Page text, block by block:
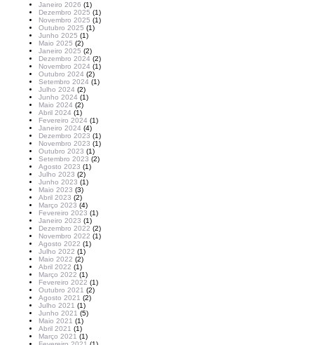
Janeiro 2026 (1)
Dezembro 2025 (1)
Novembro 2025 (1)
Outubro 2025 (1)
Junho 2025 (1)
Maio 2025 (2)
Janeiro 2025 (2)
Dezembro 2024 (2)
Novembro 2024 (1)
Outubro 2024 (2)
Setembro 2024 (1)
Julho 2024 (2)
Junho 2024 (1)
Maio 2024 (2)
Abril 2024 (1)
Fevereiro 2024 (1)
Janeiro 2024 (4)
Dezembro 2023 (1)
Novembro 2023 (1)
Outubro 2023 (1)
Setembro 2023 (2)
Agosto 2023 (1)
Julho 2023 (2)
Junho 2023 (1)
Maio 2023 (3)
Abril 2023 (2)
Março 2023 (4)
Fevereiro 2023 (1)
Janeiro 2023 (1)
Dezembro 2022 (2)
Novembro 2022 (1)
Agosto 2022 (1)
Julho 2022 (1)
Maio 2022 (2)
Abril 2022 (1)
Março 2022 (1)
Fevereiro 2022 (1)
Outubro 2021 (2)
Agosto 2021 (2)
Julho 2021 (1)
Junho 2021 (5)
Maio 2021 (1)
Abril 2021 (1)
Março 2021 (1)